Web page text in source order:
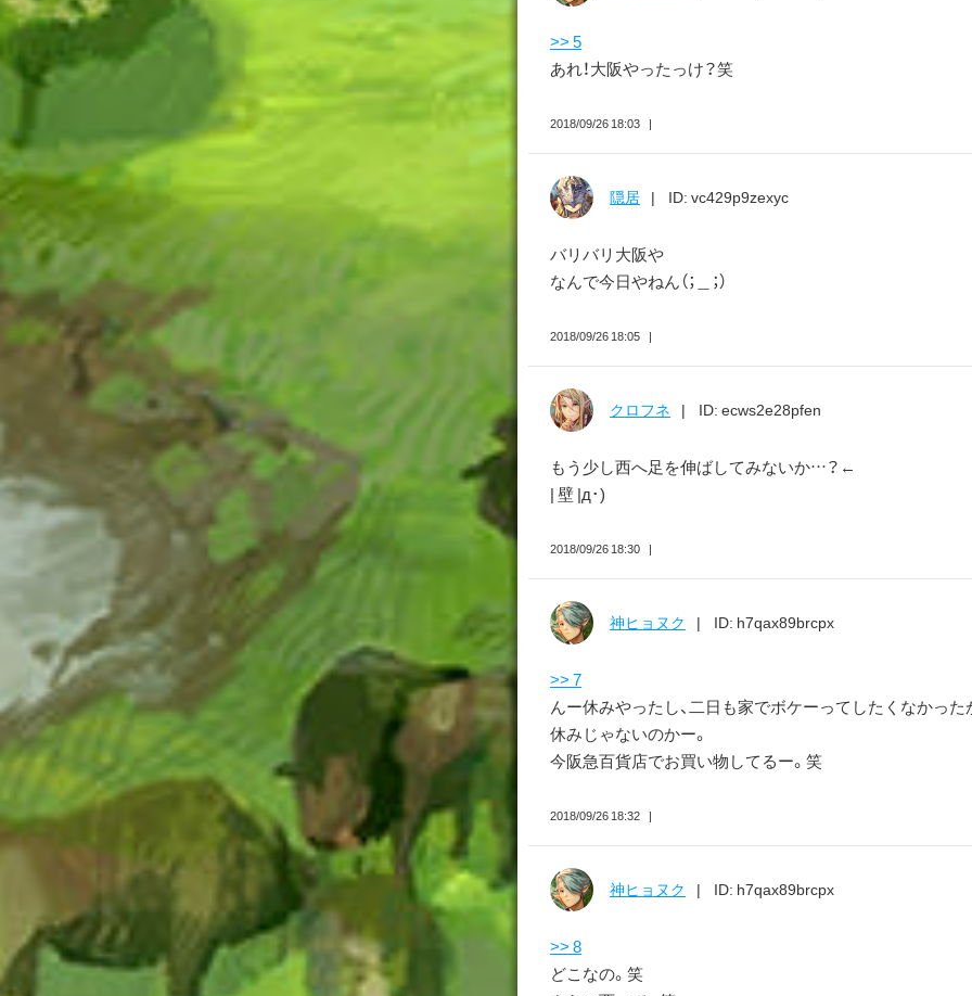
>> 5
あれ！大阪やったっけ？笑
2018/09/26 18:03
隠居 ID: vc429p9zexyc
バリバリ大阪や
なんで今日やねん（；＿；）
2018/09/26 18:05
クロフネ ID: ecws2e28pfen
もう少し西へ足を伸ばしてみないか…？←
| 壁 |д･)
2018/09/26 18:30
神ヒョヌク ID: h7qax89brcpx
>> 7
んー休みやったし、二日も家でボケーってしたくなかっ
休みじゃないのかー。
今阪急百貨店でお買い物してるー。笑
2018/09/26 18:32
神ヒョヌク ID: h7qax89brcpx
>> 8
どこなの。笑